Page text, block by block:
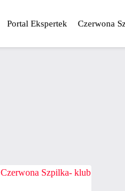
Portal Ekspertek Czerwona